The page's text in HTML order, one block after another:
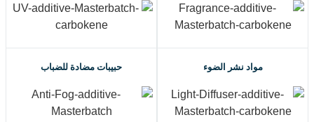
مواد نشر الضوء حبيبات مضادة للضباب